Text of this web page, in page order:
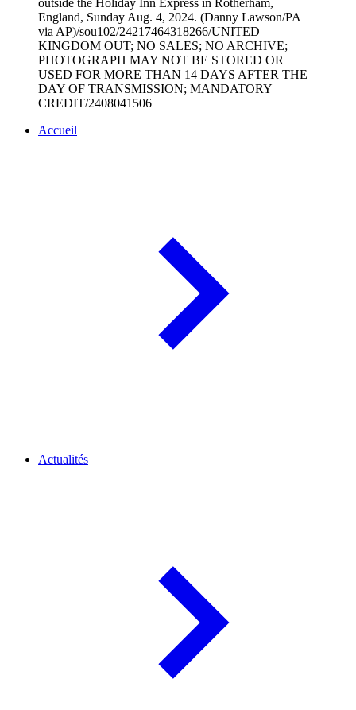
outside the Holiday Inn Express in Rotherham,
England, Sunday Aug. 4, 2024. (Danny Lawson/PA
via AP)/sou102/24217464318266/UNITED
KINGDOM OUT; NO SALES; NO ARCHIVE;
PHOTOGRAPH MAY NOT BE STORED OR
USED FOR MORE THAN 14 DAYS AFTER THE
DAY OF TRANSMISSION; MANDATORY
CREDIT/2408041506
Accueil
Actualités